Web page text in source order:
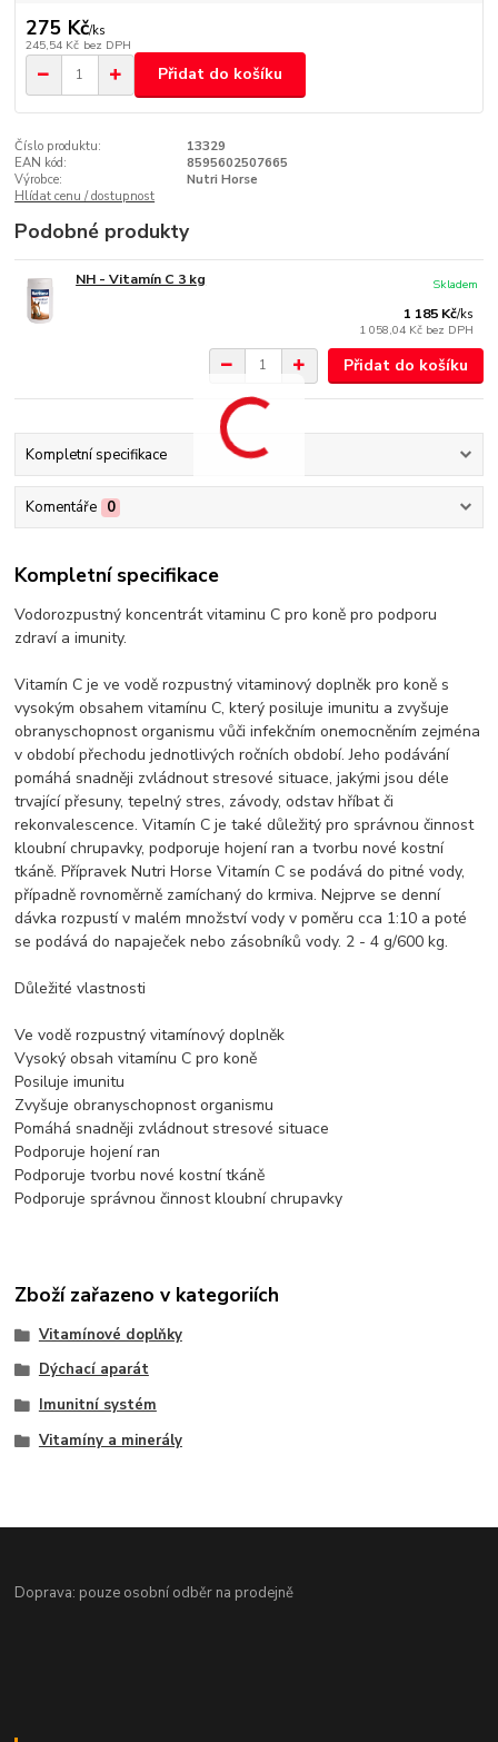
275 Kč/ks
245,54 Kč bez DPH
Přidat do košíku
Číslo produktu:
13329
EAN kód:
8595602507665
Výrobce:
Nutri Horse
Hlídat cenu / dostupnost
Podobné produkty
NH - Vitamín C 3 kg
1 185 Kč/ks
1 058,04 Kč bez DPH
Skladem
Přidat do košíku
Kompletní specifikace
Komentáře 0
Kompletní specifikace
Vodorozpustný koncentrát vitaminu C pro koně pro podporu
zdraví a imunity.
Vitamín C je ve vodě rozpustný vitaminový doplněk pro koně s
vysokým obsahem vitamínu C, který posiluje imunitu a zvyšuje
obranyschopnost organismu vůči infekčním onemocněním zejména
v období přechodu jednotlivých ročních období. Jeho podávání
pomáhá snadněji zvládnout stresové situace, jakými jsou déle
trvající přesuny, tepelný stres, závody, odstav hříbat či
rekonvalescence. Vitamín C je také důležitý pro správnou činnost
kloubní chrupavky, podporuje hojení ran a tvorbu nové kostní
tkáně. Přípravek Nutri Horse Vitamín C se podává do pitné vody,
případně rovnoměrně zamíchaný do krmiva. Nejprve se denní
dávka rozpustí v malém množství vody v poměru cca 1:10 a poté
se podává do napaječek nebo zásobníků vody. 2 - 4 g/600 kg.
Důležité vlastnosti
Ve vodě rozpustný vitamínový doplněk
Vysoký obsah vitamínu C pro koně
Posiluje imunitu
Zvyšuje obranyschopnost organismu
Pomáhá snadněji zvládnout stresové situace
Podporuje hojení ran
Podporuje tvorbu nové kostní tkáně
Podporuje správnou činnost kloubní chrupavky
Zboží zařazeno v kategoriích
Vitamínové doplňky
Dýchací aparát
Imunitní systém
Vitamíny a minerály
Doprava: pouze osobní odběr na prodejně